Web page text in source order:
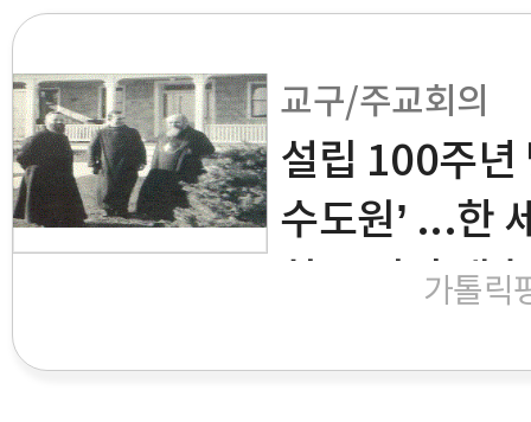
교구/주교회의
설립 100주년
수도원’ ...한
하고 성전 개축
가톨릭